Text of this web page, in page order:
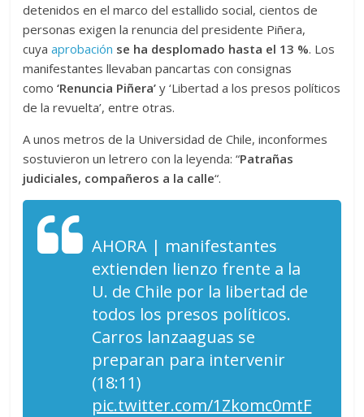
detenidos en el marco del estallido social, cientos de
personas exigen la renuncia del presidente Piñera,
cuyaaprobación se ha desplomado hasta el 13 %. Los
manifestantes llevaban pancartas con consignas
como‘Renuncia Piñera’ y ‘Libertad a los presos políticos
de la revuelta’, entre otras.
A unos metros de la Universidad de Chile, inconformes
sostuvieron un letrero con la leyenda: “Patrañas
judiciales, compañeros a la calle“.
AHORA | manifestantes
extienden lienzo frente a la
U. de Chile por la libertad de
todos los presos políticos.
Carros lanzaaguas se
preparan para intervenir
(18:11)
pic.twitter.com/1Zkomc0mtF